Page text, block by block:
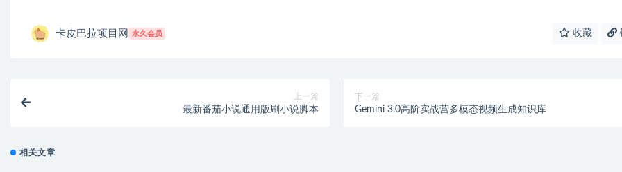
卡皮巴拉项目网 永久会员 收藏
上一篇
最新番茄小说通用版刷小说脚本
下一篇
Gemini 3.0高阶实战营多模态视频生成知识库
相关文章